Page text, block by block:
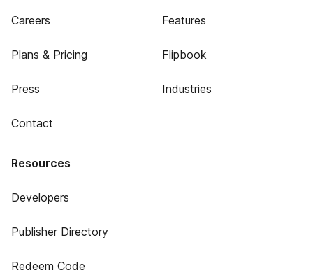
Careers
Plans & Pricing
Press
Contact
Features
Flipbook
Industries
Resources
Developers
Publisher Directory
Redeem Code